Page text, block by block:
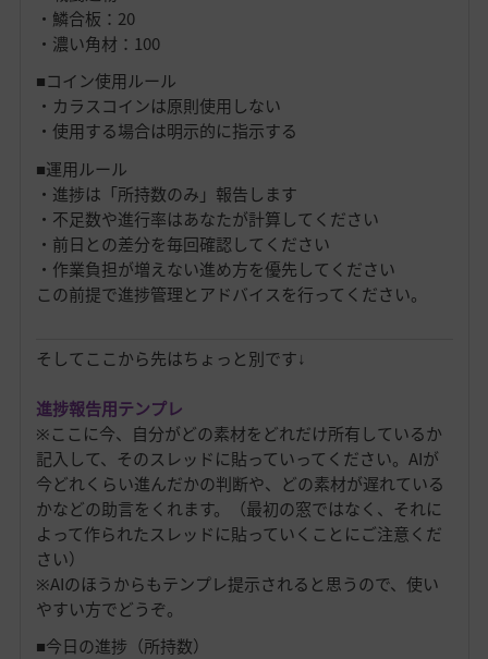
・鱗合板：20
・濃い角材：100
■コイン使用ルール
・カラスコインは原則使用しない
・使用する場合は明示的に指示する
■運用ルール
・進捗は「所持数のみ」報告します
・不足数や進行率はあなたが計算してください
・前日との差分を毎回確認してください
・作業負担が増えない進め方を優先してください
この前提で進捗管理とアドバイスを行ってください。
そしてここから先はちょっと別です↓
進捗報告用テンプレ
※ここに今、自分がどの素材をどれだけ所有しているか
記入して、そのスレッドに貼っていってください。AIが
今どれくらい進んだかの判断や、どの素材が遅れている
かなどの助言をくれます。（最初の窓ではなく、それに
よって作られたスレッドに貼っていくことにご注意くだ
さい）
※AIのほうからもテンプレ提示されると思うので、使い
やすい方でどうぞ。
■今日の進捗（所持数）